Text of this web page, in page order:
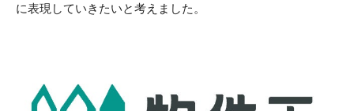
に表現していきたいと考えました。